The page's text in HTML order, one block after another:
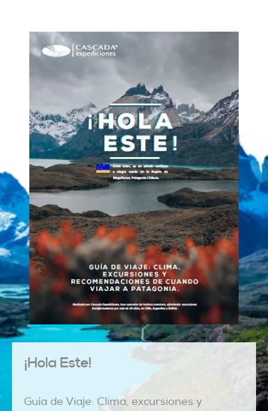
¡Hola Este!
Guía de Viaje: Clima, excursiones y